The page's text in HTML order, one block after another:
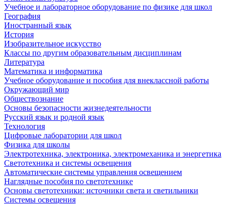
Учебное и лабораторное оборудование по физике для школ
География
Иностранный язык
История
Изобразительное искусство
Классы по другим образовательным дисциплинам
Литература
Математика и информатика
Учебное оборудование и пособия для внеклассной работы
Окружающий мир
Обществознание
Основы безопасности жизнедеятельности
Русский язык и родной язык
Технология
Цифровые лаборатории для школ
Физика для школы
Электротехника, электроника, электромеханика и энергетика
Светотехника и системы освещения
Автоматические системы управления освещением
Наглядные пособия по светотехнике
Основы светотехники: источники света и светильники
Системы освещения